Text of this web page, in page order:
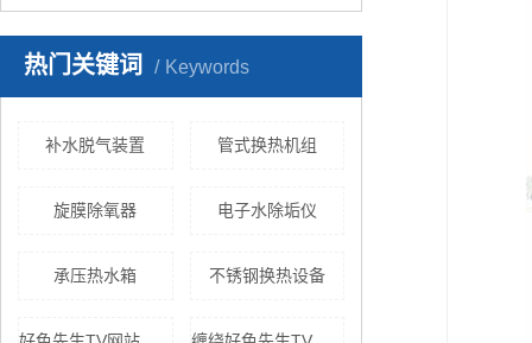
热门关键词 Keywords
补水脱气装置 管式换热机组
旋膜除氧器 电子水除垢仪
承压热水箱 不锈钢换热设备